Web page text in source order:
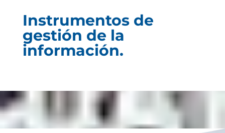
Instrumentos de
gestión de la
información.